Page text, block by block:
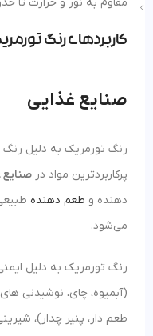
کاربردهای رنگ
صنایع غذایی
رنگ تورمریک به دلیل رنگ
پرکاربردترین مواد در صنایع
دهنده و طعم‌ دهنده
می‌شود.
رنگ تورمریک به دلیل
(آبمیوه، چای، نوشیدنی‌
طعم‌ دار، پنیر چدار)،